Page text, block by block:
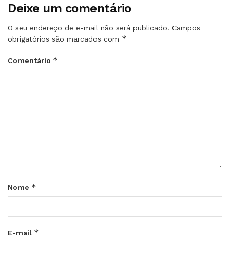
Deixe um comentário
O seu endereço de e-mail não será publicado. Campos
obrigatórios são marcados com *
Comentário *
Nome *
E-mail *